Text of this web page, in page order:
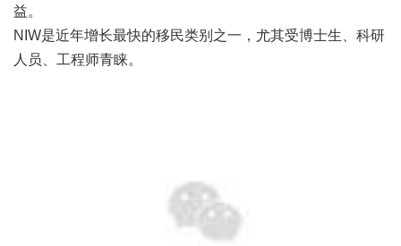
益。
NIW是近年增长最快的移民类别之一，尤其受博士生、科研
人员、工程师青睐。